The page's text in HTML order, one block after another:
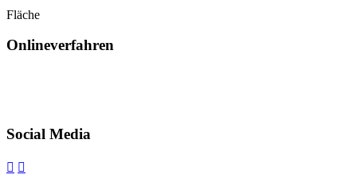
Fläche
Onlineverfahren
Social Media
 